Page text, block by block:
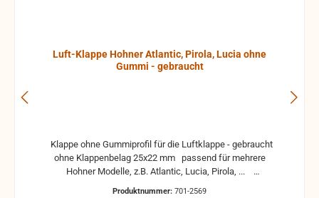
Luft-Klappe Hohner Atlantic, Pirola, Lucia ohne
Gummi - gebraucht
ohne Klappenbelag 25x22 mm passend für mehrere
Hohner Modelle, z.B. Atlantic, Lucia, Pirola, ...
Produktnummer: 701-2569